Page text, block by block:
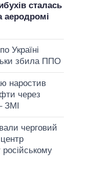
сталась
аеродромі
Україні
збила ППО
наростив
через
ЗМІ
черговий